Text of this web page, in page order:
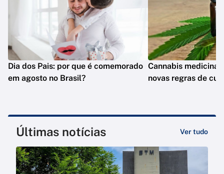
Dia dos Pais: por que é comemorado
em agosto no Brasil?
Cannabis
novas regras de
Últimas notícias Ver tudo